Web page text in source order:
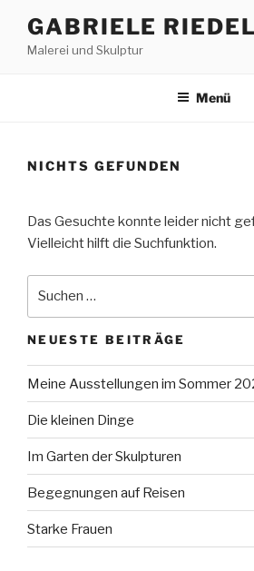
Inhalt
springen
GABRIELE
Malerei und Skulptur
Menü
NICHTS GEFUNDEN
Das Gesuchte konnte leider nicht
Vielleicht hilft die Suchfunktion.
NEUESTE BEITRÄGE
Meine Ausstellungen im Sommer
Die kleinen Dinge
Im Garten der Skulpturen
Begegnungen auf Reisen
Starke Frauen